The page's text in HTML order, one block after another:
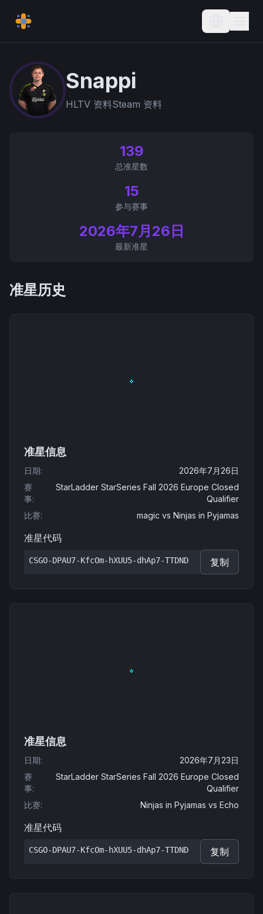
Current
Snappi
HLTV 资料Steam 资料
139
总准星数
15
参与赛事
2026年7月26日
最新准星
准星历史
准星信息
日期:
2026年7月26日
赛
事:
StarLadder StarSeries Fall 2026 Europe Closed
Qualifier
比赛: magic vs Ninjas in Pyjamas
准星代码
CSGO-DPAU7-KfcOm-hXUU5-dhAp7-TTDND 复制
准星信息
日期:
2026年7月23日
赛
事:
StarLadder StarSeries Fall 2026 Europe Closed
Qualifier
比赛: Ninjas in Pyjamas vs Echo
准星代码
CSGO-DPAU7-KfcOm-hXUU5-dhAp7-TTDND 复制